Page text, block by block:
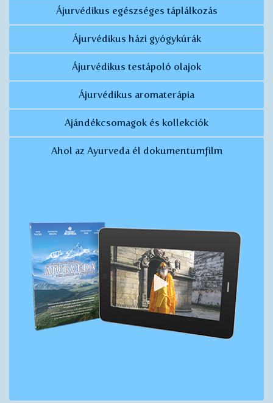
Ájurvédikus egészséges táplálkozás
Ájurvédikus házi gyógykúrák
Ájurvédikus testápoló olajok
Ájurvédikus aromaterápia
Ajándékcsomagok és kollekciók
Ahol az Ayurveda él dokumentumfilm